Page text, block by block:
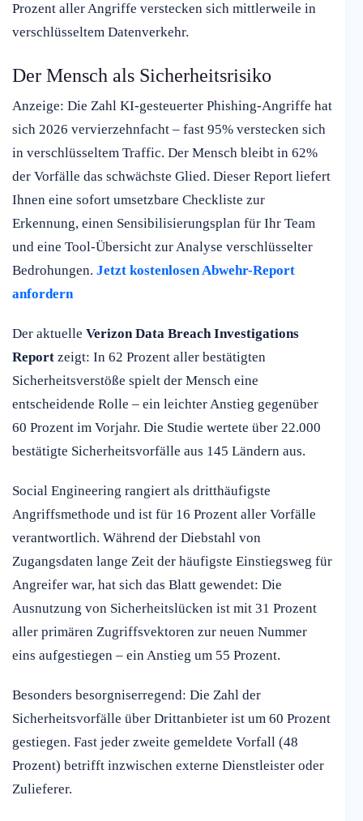
Prozent aller Angriffe verstecken sich mittlerweile in
verschlüsseltem Datenverkehr.
Der Mensch als Sicherheitsrisiko
Anzeige: Die Zahl KI-gesteuerter Phishing-Angriffe hat
sich 2026 vervierzehnfacht – fast 95% verstecken sich
in verschlüsseltem Traffic. Der Mensch bleibt in 62%
der Vorfälle das schwächste Glied. Dieser Report liefert
Ihnen eine sofort umsetzbare Checkliste zur
Erkennung, einen Sensibilisierungsplan für Ihr Team
und eine Tool-Übersicht zur Analyse verschlüsselter
Bedrohungen. Jetzt kostenlosen Abwehr-Report
anfordern
Der aktuelle Verizon Data Breach Investigations
Report zeigt: In 62 Prozent aller bestätigten
Sicherheitsverstöße spielt der Mensch eine
entscheidende Rolle – ein leichter Anstieg gegenüber
60 Prozent im Vorjahr. Die Studie wertete über 22.000
bestätigte Sicherheitsvorfälle aus 145 Ländern aus.
Social Engineering rangiert als dritthäufigste
Angriffsmethode und ist für 16 Prozent aller Vorfälle
verantwortlich. Während der Diebstahl von
Zugangsdaten lange Zeit der häufigste Einstiegsweg für
Angreifer war, hat sich das Blatt gewendet: Die
Ausnutzung von Sicherheitslücken ist mit 31 Prozent
aller primären Zugriffsvektoren zur neuen Nummer
eins aufgestiegen – ein Anstieg um 55 Prozent.
Besonders besorgniserregend: Die Zahl der
Sicherheitsvorfälle über Drittanbieter ist um 60 Prozent
gestiegen. Fast jeder zweite gemeldete Vorfall (48
Prozent) betrifft inzwischen externe Dienstleister oder
Zulieferer.